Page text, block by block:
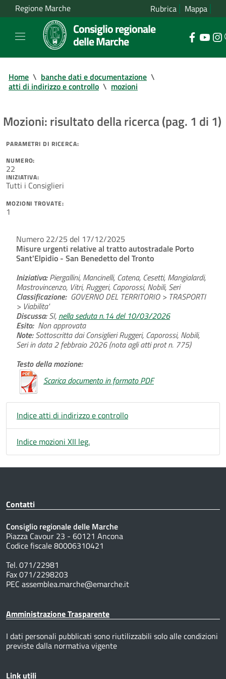
Regione Marche Rubrica Mappa
Consiglio regionale
delle Marche
Home \ banche dati e documentazione \
atti di indirizzo e controllo \ mozioni
Mozioni: risultato della ricerca (pag. 1 di 1)
PARAMETRI DI RICERCA:
NUMERO:
22
INIZIATIVA:
Tutti i Consiglieri
MOZIONI TROVATE:
1
Numero 22/25 del 17/12/2025
Misure urgenti relative al tratto autostradale Porto
Sant'Elpidio - San Benedetto del Tronto
Iniziativa:Piergallini, Mancinelli, Catena, Cesetti, Mangialardi,
Mastrovincenzo, Vitri, Ruggeri, Caporossi, Nobili, Seri
Classificazione: GOVERNO DEL TERRITORIO > TRASPORTI
> Viabilita'
Discussa:SI, nella seduta n.14 del 10/03/2026
Esito: Non approvata
Note:Sottoscritta dai Consiglieri Ruggeri, Caporossi, Nobili,
Seri in data 2 febbraio 2026 (nota agli atti prot n. 775)
Testo della mozione:
Scarica documento in formato PDF
Indice atti di indirizzo e controllo
Indice mozioni XII leg.
Contatti
Consiglio regionale delle Marche
Piazza Cavour 23 - 60121 Ancona
Codice fiscale 80006310421
Tel. 071/22981
Fax 071/2298203
PEC assemblea.marche@emarche.it
Amministrazione Trasparente
I dati personali pubblicati sono riutilizzabili solo alle condizioni
previste dalla normativa vigente
Link utili